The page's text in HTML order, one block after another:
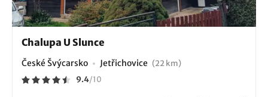
Chalupa U Slunce
České Švýcarsko Jetřichovice (22 km)
9.4/10